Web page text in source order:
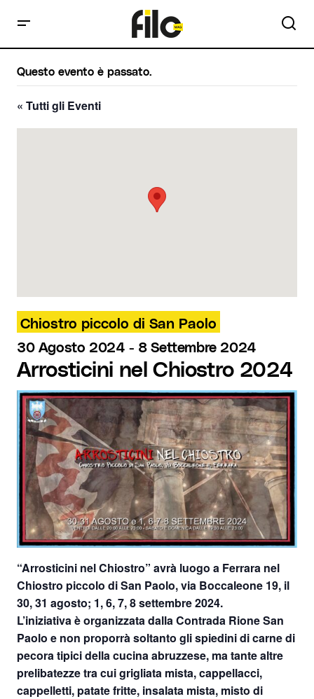
Questo evento è passato.
« Tutti gli Eventi
Chiostro piccolo di San Paolo
30 Agosto 2024 - 8 Settembre 2024
Arrosticini nel Chiostro 2024
“Arrosticini nel Chiostro” avrà luogo a Ferrara nel
Chiostro piccolo di San Paolo, via Boccaleone 19, il
30, 31 agosto; 1, 6, 7, 8 settembre 2024.
L’iniziativa è organizzata dallaContrada Rione San
Paolo e non proporrà soltanto glispiedini di carne di
pecoratipici della cucina abruzzese, ma tante altre
prelibatezze tra cui grigliata mista, cappellacci,
cappelletti, patate fritte, insalata mista, misto di